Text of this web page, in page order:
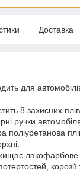
Доставка
для
8 захисних
ручки
поліуретанова
лакофарбове
корозії